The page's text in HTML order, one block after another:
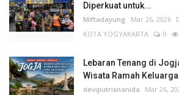
Diperkuat untuk...
Miftadayung Mar 26, 2026
KOTA YOGYAKARTA
0
Lebaran Tenang di
Wisata Ramah
deviputrisnanida Mar 26,